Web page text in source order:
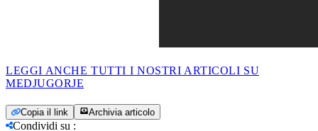
LEGGI ANCHE TUTTI I NOSTRI ARTICOLI SU
MEDJUGORJE
Copia il link Archivia articolo
Condividi su :